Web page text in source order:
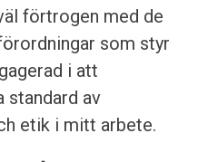
förtrogen med de
som styr
i att
standard av
etik i mitt arbete.